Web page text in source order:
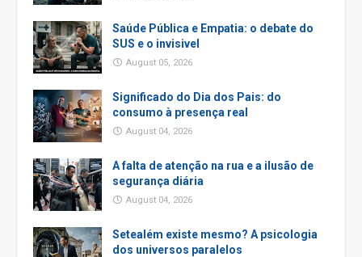
Saúde Pública e Empatia: o debate do
SUS e o invisivel
August 05, 2026
Significado do Dia dos Pais: do
consumo à presença real
August 04, 2026
A falta de atenção na rua e a ilusão de
segurança diária
August 04, 2026
Setealém existe mesmo? A psicologia
dos universos paralelos